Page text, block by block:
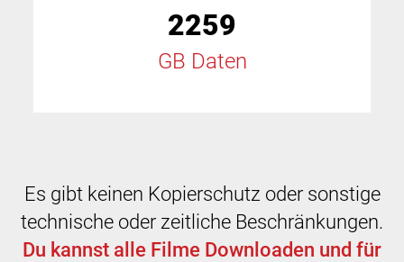
2259
GB Daten
Es gibt keinen Kopierschutz oder sonstige
technische oder zeitliche Beschränkungen.
Du kannst alle Filme Downloaden und für